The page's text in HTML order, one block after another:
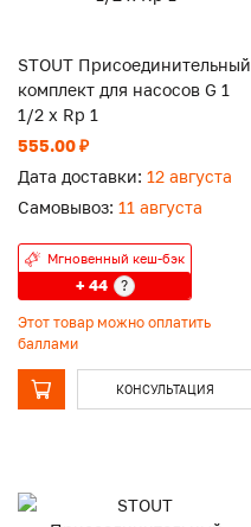
STOUT Присоединительный
комплект для насосов G 1
1/2 x Rp 1
555.00 ₽
Дата доставки: 12 августа
Самовывоз: 11 августа
Мгновенный кеш-бэк
+ 44 ?
Этот товар можно оплатить
баллами
КОНСУЛЬТАЦИЯ